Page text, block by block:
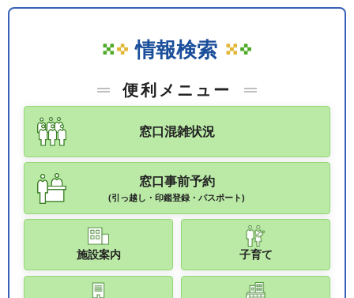
情報検索
便利メニュー
窓口混雑状況
窓口事前予約
(引っ越し・印鑑登録・パスポート)
施設案内 子育て